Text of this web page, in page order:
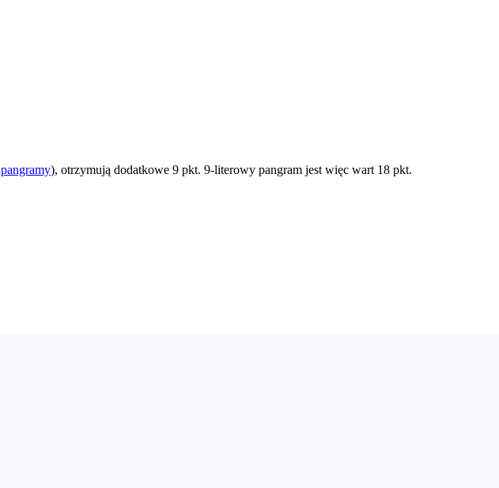
pangramy), otrzymują dodatkowe 9 pkt. 9-literowy pangram jest więc wart 18 pkt.